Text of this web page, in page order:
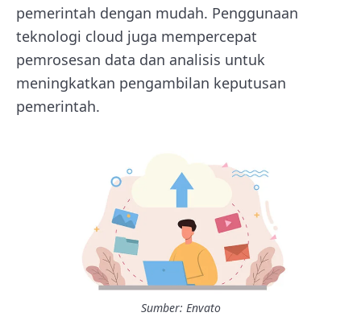
pemerintah dengan mudah. Penggunaan
teknologi cloud juga mempercepat
pemrosesan data dan analisis untuk
meningkatkan pengambilan keputusan
pemerintah.
Sumber: Envato